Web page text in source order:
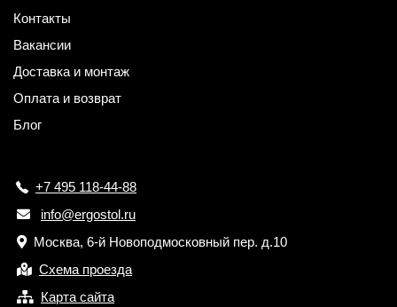
Контакты
Вакансии
Доставка и монтаж
Оплата и возврат
Блог
+7 495 118-44-88
info@ergostol.ru
Москва, 6-й Новоподмосковный пер. д.10
Схема проезда
Карта сайта